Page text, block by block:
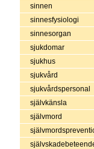
sinnen
sinnesfysiologi
sinnesorgan
sjukdomar
sjukhus
sjukvård
sjukvårdspersonal
självkänsla
självmord